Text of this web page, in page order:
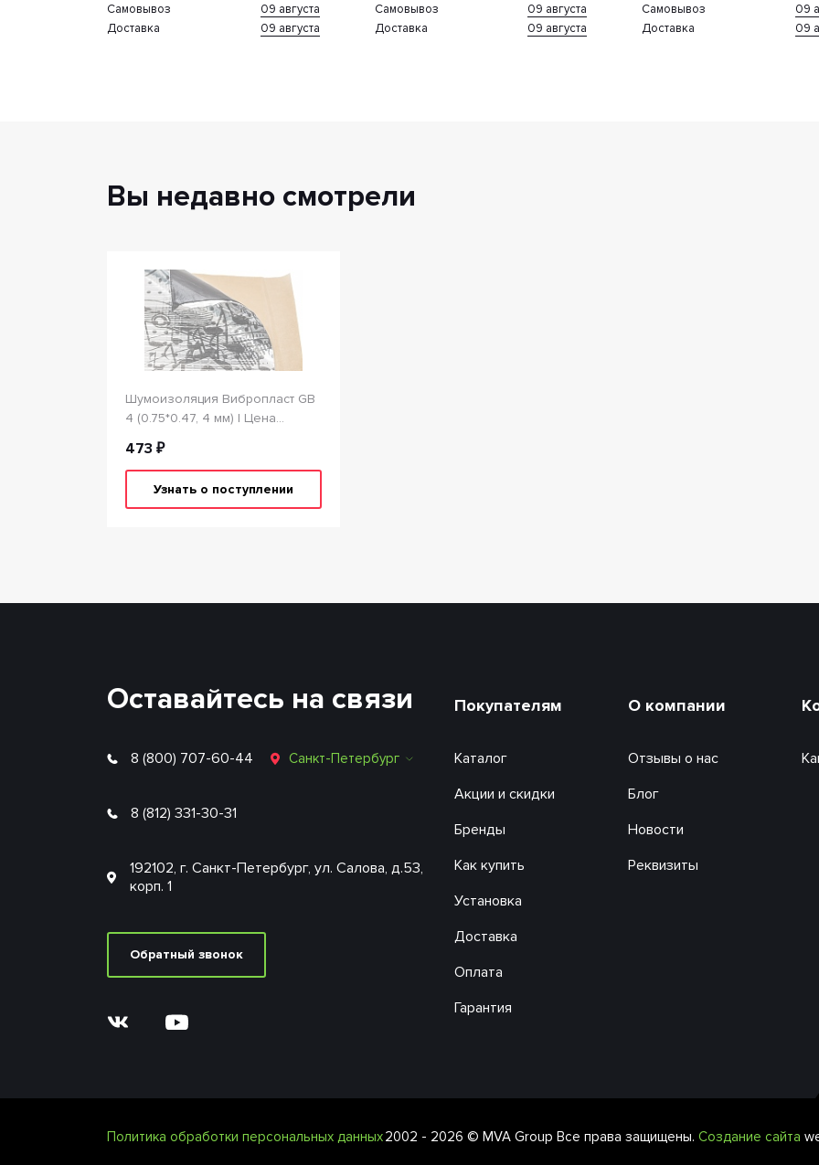
Cамовывоз
09 августа
Доставка
09 августа
Cамовывоз
09 августа
Доставка
09 августа
Cамовывоз
09
Доставка
09
Вы недавно смотрели
Шумоизоляция Вибропласт GB
4 (0.75*0.47, 4 мм) | Цена
473 ₽
Узнать о поступлении
Оставайтесь на связи
8 (800) 707-60-44 Санкт-Петербург
8 (812) 331-30-31
192102, г. Санкт-Петербург, ул. Салова, д.53,
корп. 1
Обратный звонок
Покупателям
Каталог
Акции и скидки
Бренды
Как купить
Установка
Доставка
Оплата
Гарантия
О компании
Отзывы о нас
Блог
Новости
Реквизиты
Политика обработки персональных данных2002 - 2026 © MVA Group Все права защищены. Создание сайта